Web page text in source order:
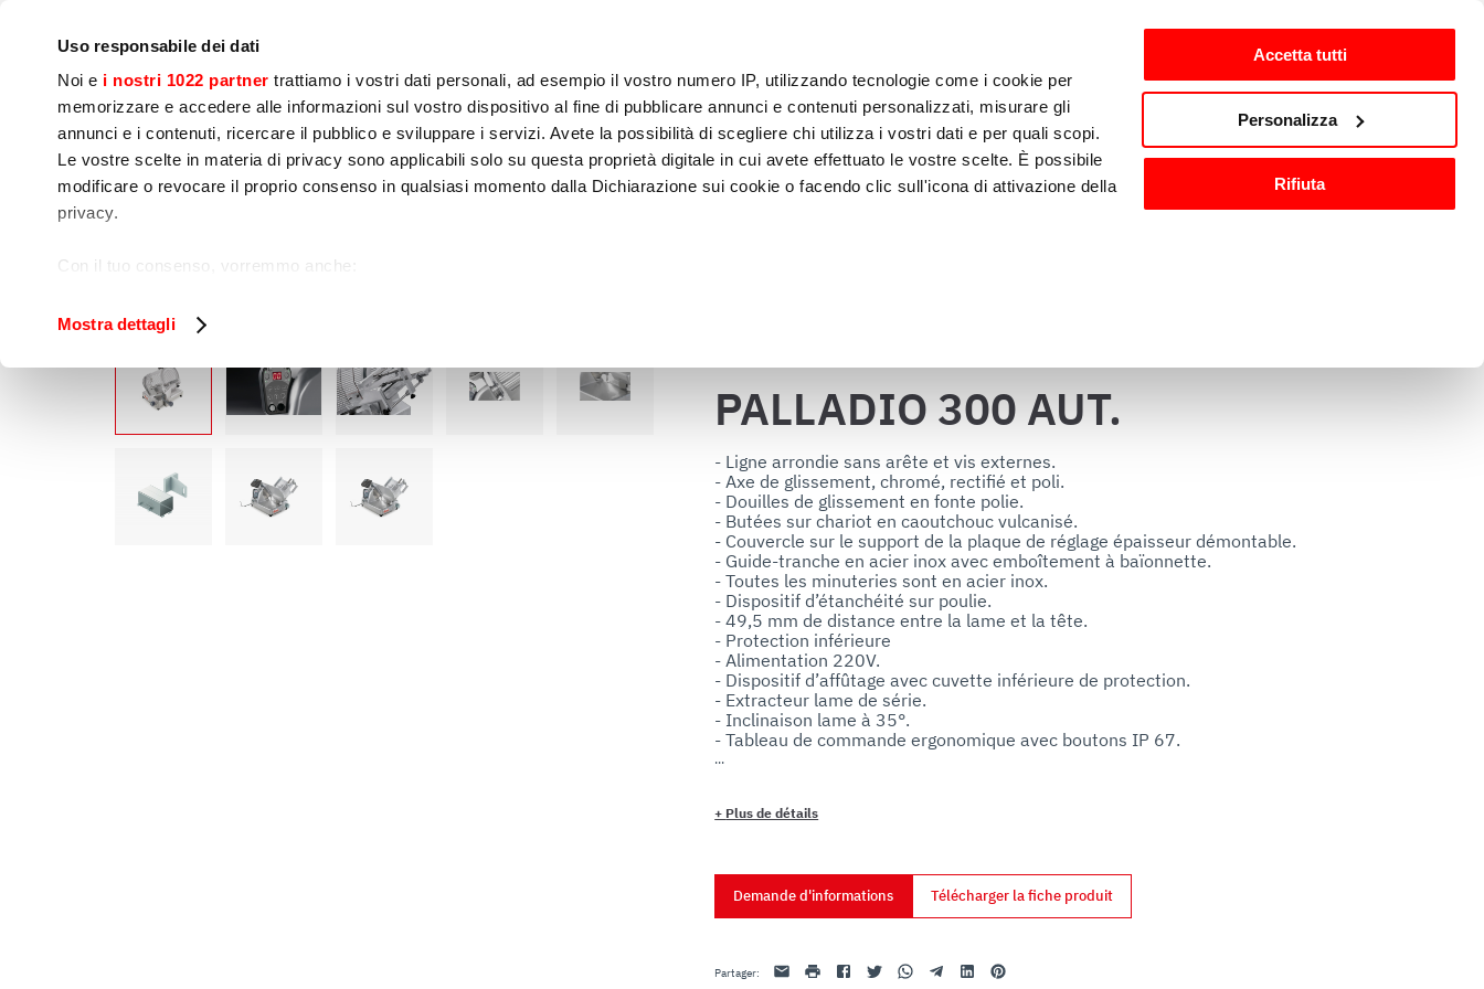
Uso responsabile dei dati
Noi e i nostri 1022 partner trattiamo i vostri dati personali, ad esempio il vostro numero IP, utilizzando tecnologie come i cookie per
memorizzare e accedere alle informazioni sul vostro dispositivo al fine di pubblicare annunci e contenuti personalizzati, misurare gli
annunci e i contenuti, ricercare il pubblico e sviluppare i servizi. Avete la possibilità di scegliere chi utilizza i vostri dati e per quali scopi.
Le vostre scelte in materia di privacy sono applicabili solo su questa proprietà digitale in cui avete effettuato le vostre scelte. È possibile
modificare o revocare il proprio consenso in qualsiasi momento dalla Dichiarazione sui cookie o facendo clic sull'icona di attivazione della
privacy.
Con il tuo consenso, vorremmo anche:
Identificare il tuo dispositivo, scansionandolo attivamente alla ricerca di caratteristiche specifiche (impronte digitali).
tuo consenso in qualsiasi momento dalla Dichiarazione sui cookie.
Utilizziamo i cookie per garantire che l’utente possa usufruire del servizio richiesto, per personalizzare contenuti ed annunci, per fornire
funzionalità dei social media e per analizzare il nostro traffico. Condividiamo inoltre informazioni sul modo in cui l’utente utilizza il nostro
sito con i nostri partner che si occupano di analisi dei dati web, pubblicità e social media, i quali potrebbero combinarle con altre
informazioni che ha fornito loro o che hanno raccolto dal suo utilizzo dei loro servizi.
Mostra dettagli
Accetta tutti
Personalizza
Rifiuta
Clients fr-FR
Cuisson
Préparation
dynamique
Emballage Cellules
Exposition et
vitrines
Lavage et
désinfection
Matériel et accessoires de
cuisine
PALLADIO 300 AUT.
- Ligne arrondie sans arête et vis externes.
- Axe de glissement, chromé, rectifié et poli.
- Douilles de glissement en fonte polie.
- Butées sur chariot en caoutchouc vulcanisé.
- Couvercle sur le support de la plaque de réglage épaisseur démontable.
- Guide-tranche en acier inox avec emboîtement à baïonnette.
- Toutes les minuteries sont en acier inox.
- Dispositif d’étanchéité sur poulie.
- 49,5 mm de distance entre la lame et la tête.
- Protection inférieure
- Alimentation 220V.
- Dispositif d’affûtage avec cuvette inférieure de protection.
- Extracteur lame de série.
- Inclinaison lame à 35°.
- Tableau de commande ergonomique avec boutons IP 67.
- 3 réglages de la vitesse,
- Programmation des tranches à couper avec arrêt automatique de la machine.
poussée vers la lame.
- Moteur de transmission complètement étanche.
- Transmission du mouvement par courroie dentée.
+ Plus de détails
Demande d'informations Télécharger la fiche produit
Partager: Email imprimerFacebookTwitterWhatsappTelegramLinkedinPinterest